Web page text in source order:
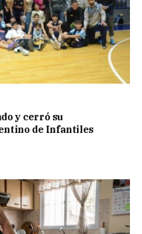
y cerró su
de Infantiles